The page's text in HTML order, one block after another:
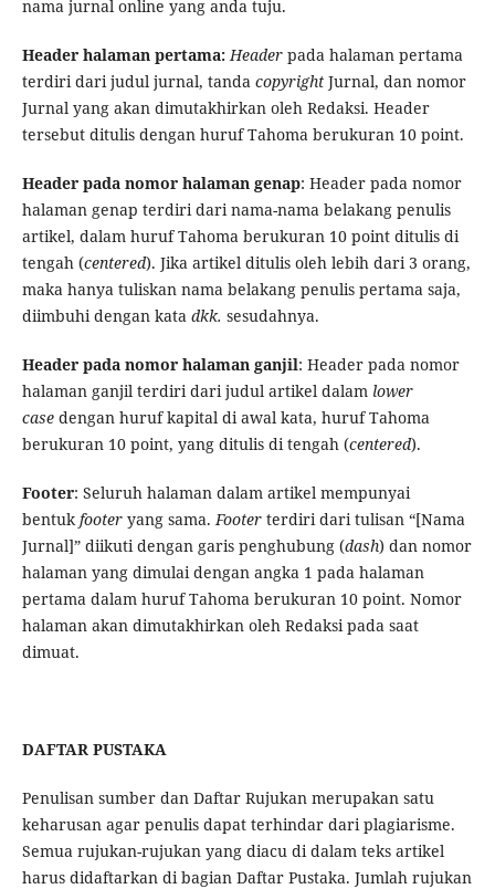
nama jurnal online yang anda tuju.
Header halaman pertama: Headerpada halaman pertama
terdiri dari judul jurnal, tanda copyrightJurnal, dan nomor
Jurnal yang akan dimutakhirkan oleh Redaksi. Header
tersebut ditulis dengan huruf Tahoma berukuran 10 point.
Header pada nomor halaman genap: Header pada nomor
halaman genap terdiri dari nama-nama belakang penulis
artikel, dalam huruf Tahoma berukuran 10 point ditulis di
tengah (centered). Jika artikel ditulis oleh lebih dari 3 orang,
maka hanya tuliskan nama belakang penulis pertama saja,
diimbuhi dengan kata dkk. sesudahnya.
Header pada nomor halaman ganjil: Header pada nomor
halaman ganjil terdiri dari judul artikel dalam lower
casedengan huruf kapital di awal kata, huruf Tahoma
berukuran 10 point, yang ditulis di tengah (centered).
Footer: Seluruh halaman dalam artikel mempunyai
bentuk footeryang sama. Footerterdiri dari tulisan “[Nama
Jurnal]” diikuti dengan garis penghubung (dash) dan nomor
halaman yang dimulai dengan angka 1 pada halaman
pertama dalam huruf Tahoma berukuran 10 point. Nomor
halaman akan dimutakhirkan oleh Redaksi pada saat
dimuat.
DAFTAR PUSTAKA
Penulisan sumber dan Daftar Rujukan merupakan satu
keharusan agar penulis dapat terhindar dari plagiarisme.
Semua rujukan-rujukan yang diacu di dalam teks artikel
harus didaftarkan di bagian Daftar Pustaka. Jumlah rujukan